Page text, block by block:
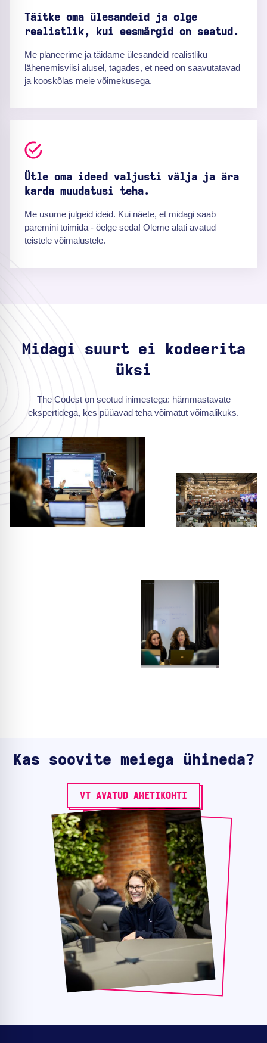
Täitke oma ülesandeid ja olge
realistlik, kui eesmärgid on seatud.
Me planeerime ja täidame ülesandeid realistliku
lähenemisviisi alusel, tagades, et need on saavutatavad
ja kooskõlas meie võimekusega.
Ütle oma ideed valjusti välja ja ära
karda muudatusi teha.
Me usume julgeid ideid. Kui näete, et midagi saab
paremini toimida - öelge seda! Oleme alati avatud
teistele võimalustele.
Midagi suurt ei kodeerita
üksi
The Codest on seotud inimestega: hämmastavate
ekspertidega, kes püüavad teha võimatut võimalikuks.
Kas soovite meiega ühineda?
VT AVATUD AMETIKOHTI